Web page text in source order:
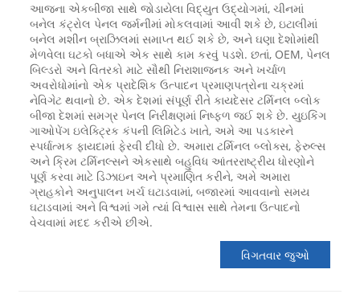
આજના એકબીજા સાથે જોડાયેલા વિદ્યુત ઉદ્યોગમાં, ચીનમાં
બનેલ કંટ્રોલ પેનલ જર્મનીમાં મોકલવામાં આવી શકે છે, ઇટાલીમાં
બનેલ મશીન બ્રાઝિલમાં સમાપ્ત થઈ શકે છે, અને ઘણા દેશોમાંથી
મેળવેલા ઘટકો બધાએ એક સાથે કામ કરવું પડશે. છતાં, OEM, પેનલ
બિલ્ડરો અને વિતરકો માટે સૌથી નિરાશાજનક અને ખર્ચાળ
અવરોધોમાંનો એક પ્રાદેશિક ઉત્પાદન પ્રમાણપત્રોના ચક્રમાં
નેવિગેટ થવાનો છે. એક દેશમાં સંપૂર્ણ રીતે કાયદેસર ટર્મિનલ બ્લોક
બીજા દેશમાં સમગ્ર પેનલ નિરીક્ષણમાં નિષ્ફળ જઈ શકે છે. યુઇકિંગ
ગાઓપેંગ ઇલેક્ટ્રિક કંપની લિમિટેડ ખાતે, અમે આ પડકારને
સ્પર્ધાત્મક ફાયદામાં ફેરવી દીધો છે. અમારા ટર્મિનલ બ્લોક્સ, ફેરુલ્સ
અને ક્રિમ ટર્મિનલ્સને એકસાથે બહુવિધ આંતરરાષ્ટ્રીય ધોરણોને
પૂર્ણ કરવા માટે ડિઝાઇન અને પ્રમાણિત કરીને, અમે અમારા
ગ્રાહકોને અનુપાલન ખર્ચ ઘટાડવામાં, બજારમાં આવવાનો સમય
ઘટાડવામાં અને વિશ્વમાં ગમે ત્યાં વિશ્વાસ સાથે તેમના ઉત્પાદનો
વેચવામાં મદદ કરીએ છીએ.
વિગતવાર જુઓ